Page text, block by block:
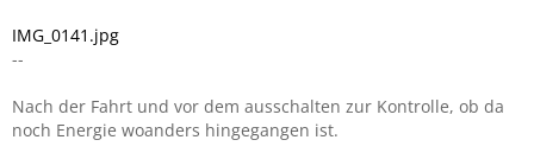
IMG_0141.jpg
--
Nach der Fahrt und vor dem ausschalten zur Kontrolle, ob da
noch Energie woanders hingegangen ist.